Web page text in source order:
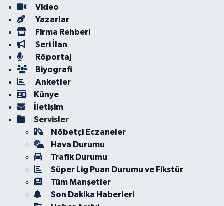
Video
Yazarlar
Firma Rehberi
Seri İlan
Röportaj
Biyografi
Anketler
Künye
İletişim
Servisler
Nöbetçi Eczaneler
Hava Durumu
Trafik Durumu
Süper Lig Puan Durumu ve Fikstür
Tüm Manşetler
Son Dakika Haberleri